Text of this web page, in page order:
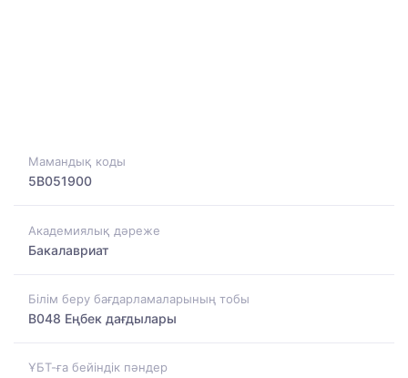
Мамандық коды
5B051900
Академиялық дәреже
Бакалавриат
Білім беру бағдарламаларының тобы
B048 Еңбек дағдылары
ҰБТ-ға бейіндік пәндер